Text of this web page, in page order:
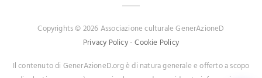
Copyrights © 2026 Associazione culturale GenerAzioneD
Privacy Policy-Cookie Policy
Il contenuto di GenerAzioneD.org è di natura generale e offerto a scopo